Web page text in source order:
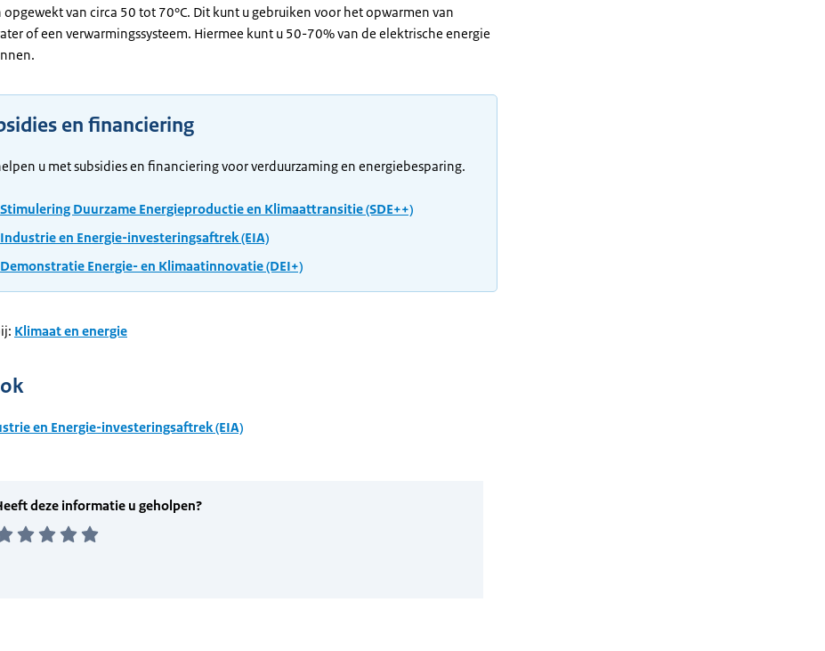
van circa 50 tot 70°C. Dit kunt u gebruiken voor het opwarmen van
of een verwarmingssysteem. Hiermee kunt u 50-70% van de elektrische energie
en financiering
u met subsidies en financiering voor verduurzaming en energiebesparing.
Stimulering Duurzame Energieproductie en Klimaattransitie (SDE++)
Industrie en Energie-investeringsaftrek (EIA)
Demonstratie Energie- en Klimaatinnovatie (DEI+)
Klimaat en energie
en Energie-investeringsaftrek (EIA)